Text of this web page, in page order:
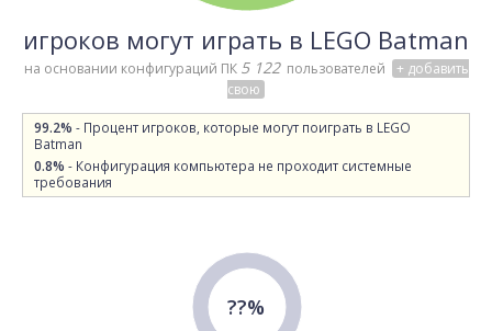
игроков могут играть в LEGO Batman
на основании конфигураций ПК 5 122 пользователей
+ добавить
свою
99.2% - Процент игроков, которые могут поиграть в LEGO
Batman
0.8% - Конфигурация компьютера не проходит системные
требования
??%